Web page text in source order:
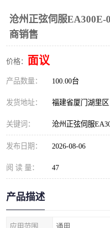
沧州正弦伺服EA300E-
商销售
价格： 面议
产品数量： 100.00台
发货地址： 福建省厦门湖里区
关键词： 沧州正弦伺服
发布日期： 2026-08-06
阅 读 量： 47
产品描述